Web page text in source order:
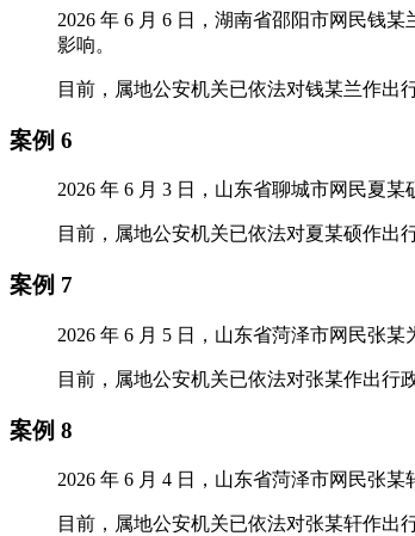
2026 年 6 月 6 日，湖南省邵阳市网民钱
影响。
目前，属地公安机关已依法对钱某兰作出
案例 6
2026 年 6 月 3 日，山东省聊城市网民夏
目前，属地公安机关已依法对夏某硕作出
案例 7
2026 年 6 月 5 日，山东省菏泽市网民张
目前，属地公安机关已依法对张某作出行
案例 8
2026 年 6 月 4 日，山东省菏泽市网民张
目前，属地公安机关已依法对张某轩作出